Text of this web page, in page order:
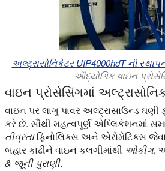
અલ્ટ્રાસોનિકેટર UIP4000hdT ની
ઔદ્યોગિક વાઇન
વાઇન પ્રોસેસિંગમાં
વાઇન પર લાગુ પાવર અલ્ટ્રાસાઉન્ડ ઘણી
કરે છે. સૌથી મહત્વપૂર્ણ એપ્લિકેશનમાં
તીવ્રતાફિનોલિક્સ અને એરોમેટિક્સ
બહાર કાઢીને વાઇન કલગીમાંથી ઓકીંગ,
& જૂની પુરાણી.